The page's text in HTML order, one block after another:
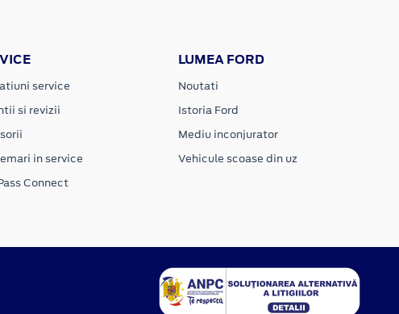
service
si revizii
in service
Connect
LUMEA FORD
Noutati
Istoria Ford
Mediu inconjurator
Vehicule scoase din uz